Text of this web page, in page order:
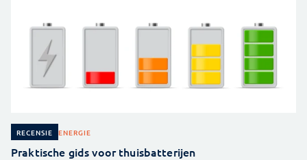
RECENSIE ENERGIE
Praktische gids voor thuisbatterijen